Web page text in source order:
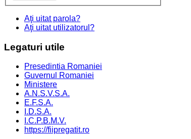
Aţi uitat parola?
Aţi uitat utilizatorul?
Legaturi utile
Presedintia Romaniei
Guvernul Romaniei
Ministere
A.N.S.V.S.A.
E.F.S.A.
I.D.S.A.
I.C.P.B.M.V.
https://fiipregatit.ro